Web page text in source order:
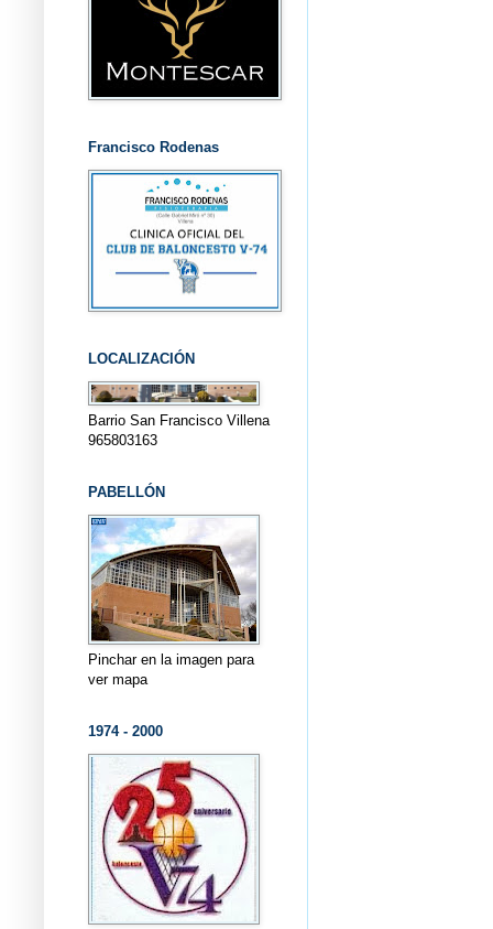
Francisco Rodenas
LOCALIZACIÓN
Barrio San Francisco Villena
965803163
PABELLÓN
Pinchar en la imagen para
ver mapa
1974 - 2000